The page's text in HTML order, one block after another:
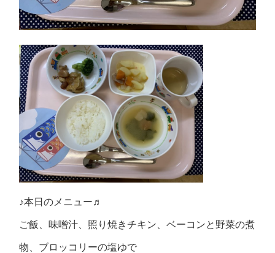
♪本日のメニュー♬
ご飯、味噌汁、照り焼きチキン、ベーコンと野菜の煮
物、ブロッコリーの塩ゆで